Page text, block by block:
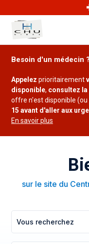
Besoin d'un médecin
Appelez prioritairement
disponible, consultez la
offre n'est disponible (ou
15 avant d'aller aux
En savoir plus
sur le site du